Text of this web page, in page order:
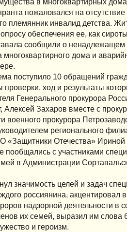
в многоквартирных
пожаловался на
племянник инвалид детства.
обеспечения ее, как
сообщили о
дома и
поступило 10 обращений
ход и результаты
Генерального прокурора
Алексей Захаров вместе с
прокурора
регионального
«Защитники Отечества» Ириной
пообщались с участниками
в Администрации
значимость целей и задач
россиянина, акцентировал
надзорной деятельности в
их семей, выразил им слова
и героизм.